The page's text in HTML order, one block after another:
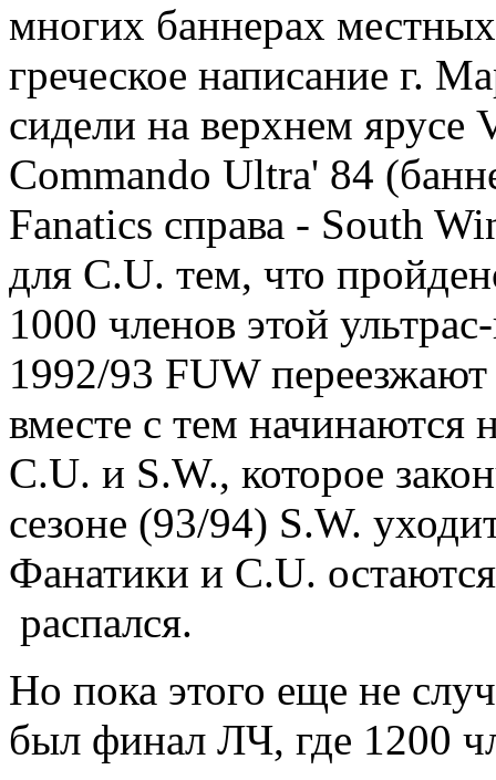
многих баннерах
греческое написание г.
сидели на верхнем ярусе
Commando Ultra' 84
Fanatics справа - South
для C.U. тем, что
1000 членов этой
1992/93 FUW
вместе с тем начинаются
С.U. и S.W., которое
сезоне (93/94) S.W.
Фанатики и C.U.
распался.
Но пока этого еще не
был финал ЛЧ, где 1200